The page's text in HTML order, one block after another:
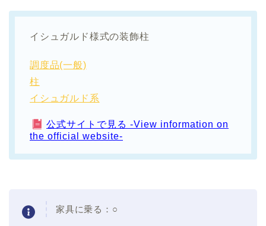
イシュガルド様式の装飾柱
調度品(一般)
柱
イシュガルド系
公式サイトで見る -View information on
the official website-
家具に乗る：○